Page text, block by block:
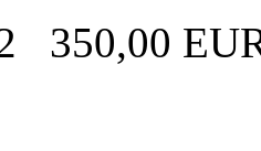
350,00